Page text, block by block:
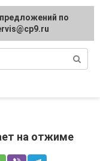
на отжиме
по